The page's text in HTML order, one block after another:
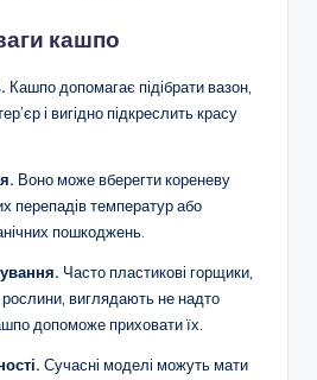
кашпо
Кашпо допомагає підібрати вазон,
і вигідно підкреслить красу
Воно може вберегти кореневу
перепадів температур або
пошкоджень.
Часто пластикові горщики,
виглядають не надто
допоможе приховати їх.
Сучасні моделі можуть мати